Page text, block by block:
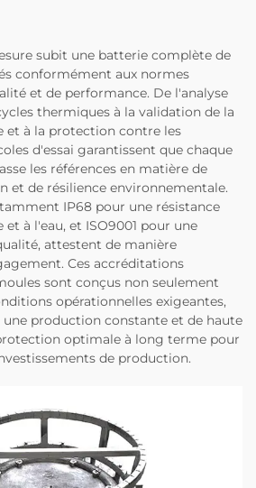
subit une batterie complète de
conformément aux normes
et de performance. De l'analyse
thermiques à la validation de la
et à la protection contre les
d'essai garantissent que chaque
les références en matière de
et de résilience environnementale.
IP68 pour une résistance
et à l'eau, et ISO9001 pour une
attestent de manière
Ces accréditations
sont conçus non seulement
opérationnelles exigeantes,
production constante et de haute
optimale à long terme pour
de production.